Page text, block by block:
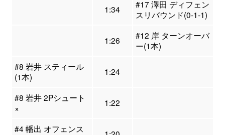
1:34
#17 澤田 ディフェン
スリバウンド(0-1-1)
1:26
#12 岸 ターンオーバ
ー(1本)
#8 岩井 スティール
(1本)
1:24
#8 岩井 2Pシュート
×
1:22
#4 幡出 オフェンス